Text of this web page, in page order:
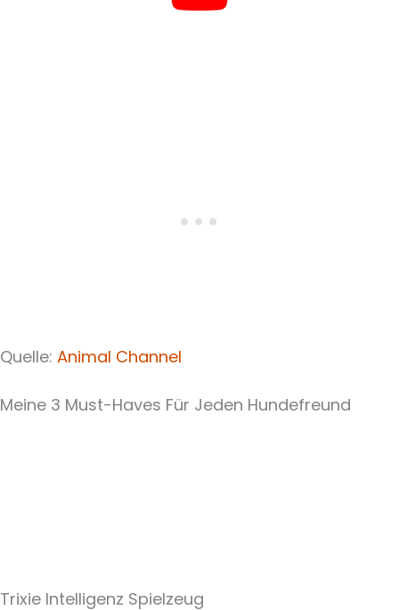
Quelle: Animal Channel
Meine 3 Must-Haves Für Jeden Hundefreund​
Trixie Intelligenz Spielzeug